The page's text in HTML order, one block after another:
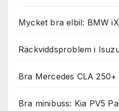
Mycket bra elbil: BMW
Räckviddsproblem i
Bra Mercedes CLA 250+
Bra minibuss: Kia PV5